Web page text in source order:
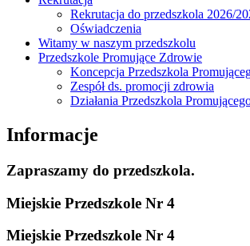
Rekrutacja do przedszkola 2026/
Oświadczenia
Witamy w naszym przedszkolu
Przedszkole Promujące Zdrowie
Koncepcja Przedszkola
Zespół ds. promocji zdrowia
Działania Przedszkola
Informacje
Zapraszamy do przedszkola.
Miejskie Przedszkole Nr 4
Miejskie Przedszkole Nr 4